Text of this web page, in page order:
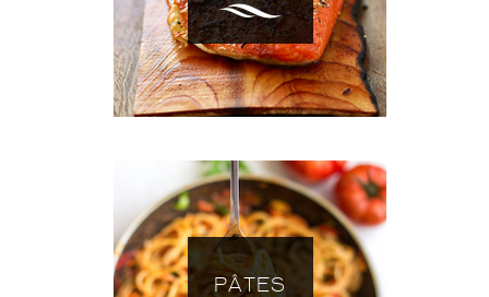
PÂTES